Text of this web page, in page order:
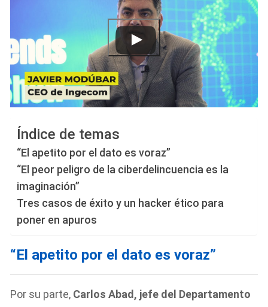
Índice de temas
“El apetito por el dato es voraz”
“El peor peligro de la ciberdelincuencia es la
imaginación”
Tres casos de éxito y un hacker ético para
poner en apuros
“El apetito por el dato es voraz”
Por su parte, Carlos Abad, jefe del Departamento